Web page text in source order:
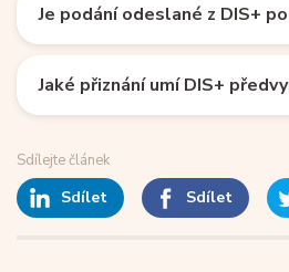
Je podání odeslané z DIS+
Jaké přiznání umí DIS+
Sdílejte článek
Sdílet Sdílet